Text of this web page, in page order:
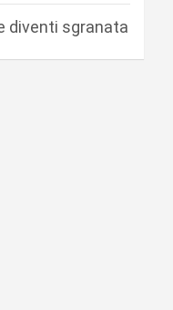
diventi sgranata